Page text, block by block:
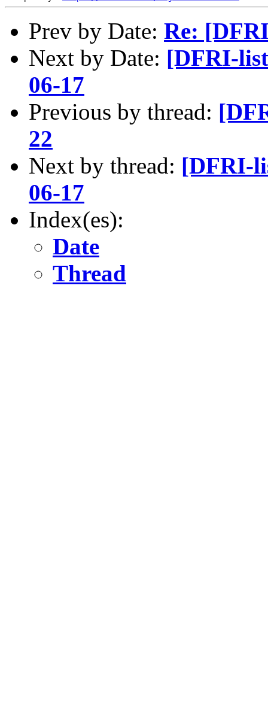
Prev by Date: Re:
Next by Date: [DFRI-
06-17
Previous by thread:
22
Next by thread: [DFRI-
06-17
Index(es):
Date
Thread